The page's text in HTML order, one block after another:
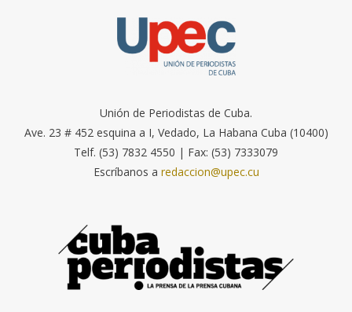
Unión de Periodistas de Cuba.
Ave. 23 # 452 esquina a I, Vedado, La Habana Cuba (10400)
Telf. (53) 7832 4550 | Fax: (53) 7333079
Escríbanos a redaccion@upec.cu